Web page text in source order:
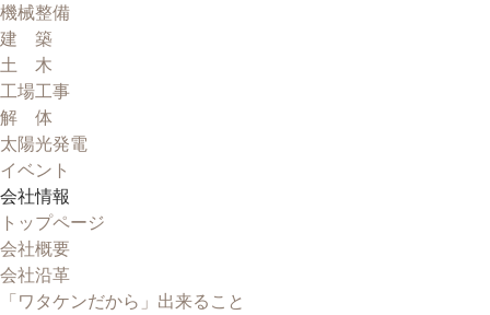
機械整備
建 築
土 木
工場工事
解 体
太陽光発電
イベント
会社情報
トップページ
会社概要
会社沿革
「ワタケンだから」出来ること